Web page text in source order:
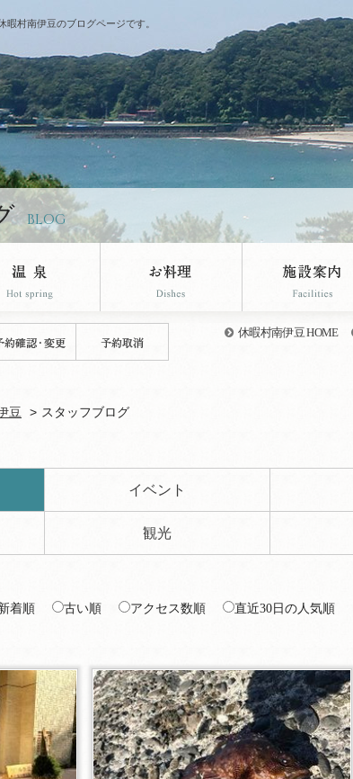
暇村南伊豆のブログページです。
BLOG
休暇村南伊豆 HOME
豆 スタッフブログ
イベント
観光
着順 古い順 アクセス数順 直近30日の人気順